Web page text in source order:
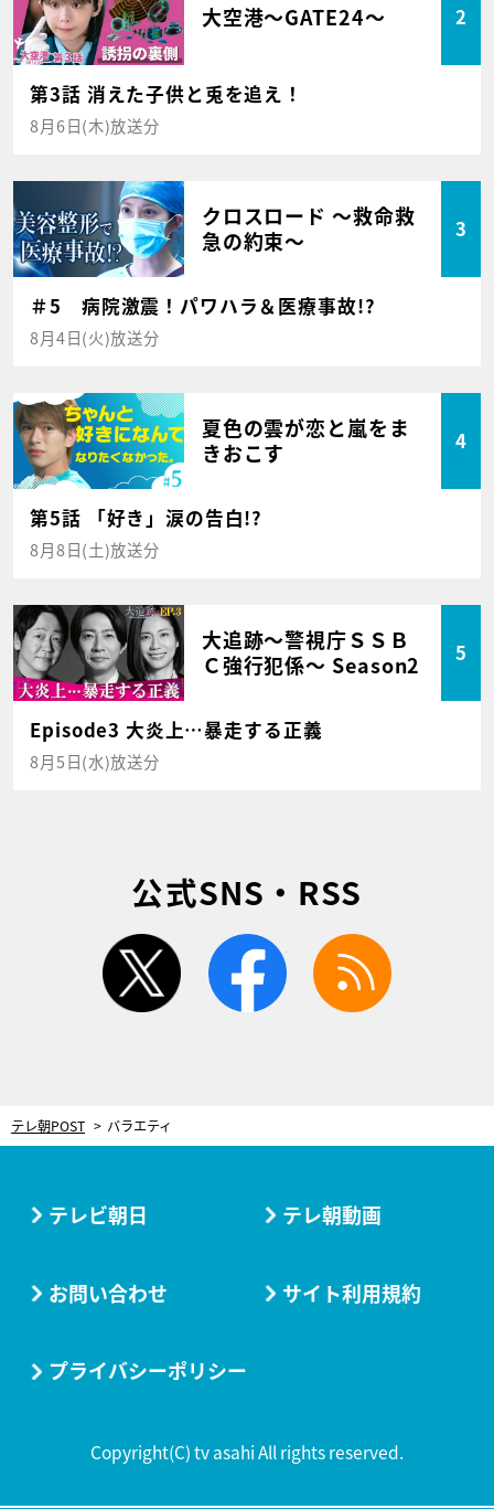
大空港～GATE24～ 2
第3話 消えた子供と兎を追え！
8月6日(木)放送分
クロスロード ～救命救
急の約束～
3
＃5 病院激震！パワハラ＆医療事故!?
8月4日(火)放送分
夏色の雲が恋と嵐をま
きおこす
4
第5話 「好き」涙の告白!?
8月8日(土)放送分
大追跡～警視庁ＳＳＢ
Ｃ強行犯係～ Season2
5
Episode3 大炎上…暴走する正義
8月5日(水)放送分
公式SNS・RSS
twitter facebook
テレ朝POST バラエティ
テレビ朝日 テレ朝動画
お問い合わせ サイト利用規約
プライバシーポリシー
Copyright(C) tv asahi All rights reserved.